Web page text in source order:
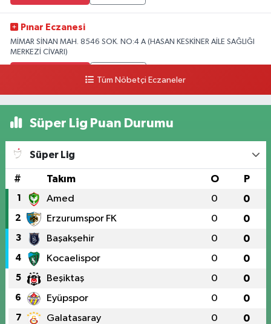
Pınar Eczanesi
MİMAR SİNAN MAH. 8546 SOK. NO:4 A (HASAN KESKİNER AİLE SAĞLIĞI
MERKEZİ CİVARI)
Tüm Nöbetçi Eczaneler
Süper Lig Puan Durumu
Süper Lig
# Takım O P
1 Amed 0 0
2 Erzurumspor FK 0 0
3 Başakşehir 0 0
4 Kocaelispor 0 0
5 Beşiktaş 0 0
6 Eyüpspor 0 0
7 Galatasaray 0 0